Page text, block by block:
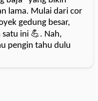
lama. Mulai dari cor
gedung besar,
ini 💪. Nah,
pengin tahu dulu